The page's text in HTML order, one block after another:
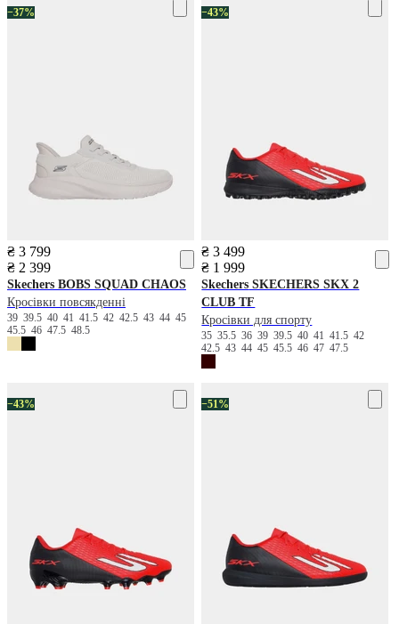
−37%
₴ 3 799
₴ 2 399
Skechers BOBS SQUAD CHAOS
Кросівки повсякденні
39 39.5 40 41 41.5 42 42.5 43 44 45
45.5 46 47.5 48.5
−43%
₴ 3 499
₴ 1 999
Skechers SKECHERS SKX 2
CLUB TF
Кросівки для спорту
3535.5363939.5404141.542
42.543444545.5464747.5
−43% −51%